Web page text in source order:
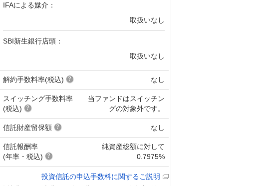
IFAによる媒介：
取扱いなし
SBI新生銀行店頭：
取扱いなし
解約手数料率(税込) なし
スイッチング手数料率
(税込)
当ファンドはスイッチン
グの対象外です。
信託財産留保額 なし
信託報酬率
(年率・税込)
純資産総額に対して
0.7975%
投資信託の申込手数料に関するご説明